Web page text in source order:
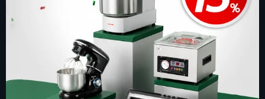
บริษัท สปริงกรีน อีโวลูชั่น จำกัด
ร้านออนไลน์ ที่รู้จักในชื่อ sgethai.com
ผู้นำเข้าและจัดจำหน่ายเครื่องซีลสูญญากาศ
เตาอบเบเกอรี่ ตู้อบลมร้อน เครื่องบดหมู
การันตีด้วยยอดขาย อันดับ 1